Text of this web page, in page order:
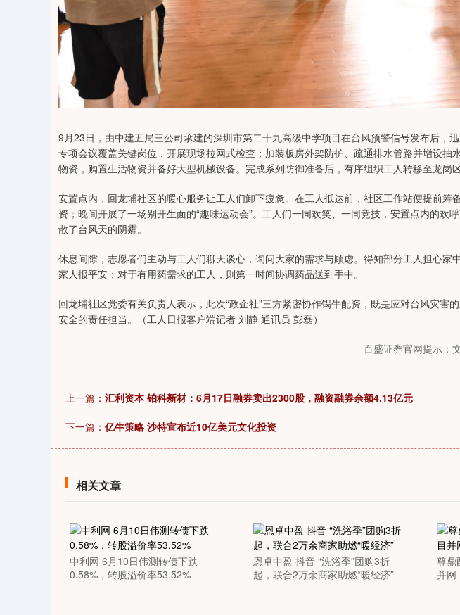
9月23日，由中建五局三公司承建的深圳市第二十九高级中学项目在台风预警信号发布后，
专项会议覆盖关键岗位，开展现场拉网式检查；加装板房外架防护、疏通排水管路并增设抽
物资，购置生活物资并备好大型机械设备。完成系列防御准备后，有序组织工人转移至龙岗
安置点内，回龙埔社区的暖心服务让工人们卸下疲惫。在工人抵达前，社区工作站便提前筹
资；晚间开展了一场别开生面的“趣味运动会”。工人们一同欢笑、一同竞技，安置点内的欢
散了台风天的阴霾。
休息间隙，志愿者们主动与工人们聊天谈心，询问大家的需求与顾虑。得知部分工人担心家
家人报平安；对于有用药需求的工人，则第一时间协调药品送到手中。
回龙埔社区党委有关负责人表示，此次“政企社”三方紧密协作锅牛配资，既是应对台风灾害
安全的责任担当。（工人日报客户端记者 刘静 通讯员 彭磊）
百盛证券官网提示：
上一篇： 汇利资本 铂科新材：6月17日融券卖出2300股，融资融券余额4.13亿元
下一篇： 亿牛策略 沙特宣布近10亿美元文化投资
相关文章
中利网 6月10日伟测转债下跌
0.58%，转股溢价率53.52%
恩卓中盈 抖音 “洗浴季”团购3折
起，联合2万余商家助燃“暖经济”
尊鼎
并网